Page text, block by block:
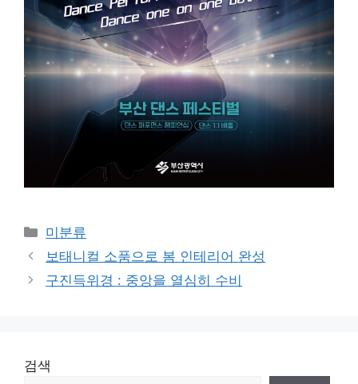
Categories
미분류
보태니컬 소품으로 봄 인테리어 완성
구진득위경 : 중앙을 열심히 수비
검색